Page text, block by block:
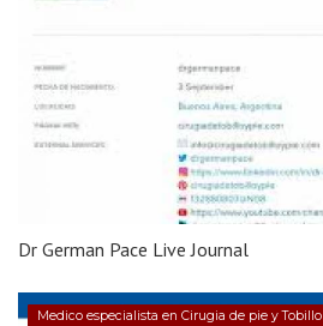
Dr German Pace Live Journal
Medico especialista en Cirugia de pie y Tobillo